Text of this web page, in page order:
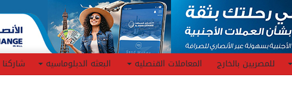
للمصريين بالخارج المعاملات القنصليه البعثه الدبلوماسيه شاركنا